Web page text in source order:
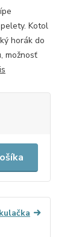
Kotol
horák do
možnosť